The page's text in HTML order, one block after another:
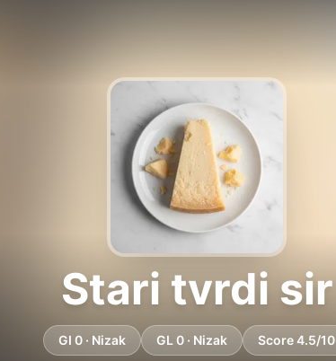
Stari tvrdi sir
GI 0 · Nizak GL 0 · Nizak Score 4.5/10